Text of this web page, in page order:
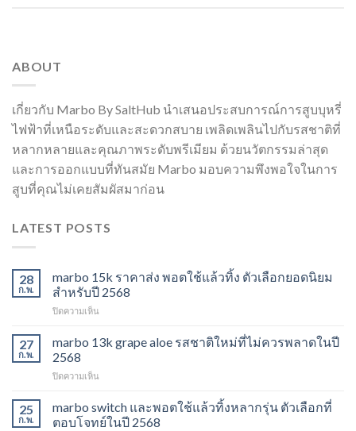
ABOUT
เกี่ยวกับ Marbo By SaltHub นำเสนอประสบการณ์การสูบบุหรี่
ไฟฟ้าที่เหนือระดับและสะดวกสบาย เพลิดเพลินไปกับรสชาติที่
หลากหลายและคุณภาพระดับพรีเมียม ด้วยนวัตกรรมล่าสุด
และการออกแบบที่ทันสมัย Marbo มอบความพึงพอใจในการ
สูบที่คุณไม่เคยสัมผัสมาก่อน
LATEST POSTS
28
ก.พ.
marbo 15k ราคาส่ง พอตใช้แล้วทิ้ง ตัวเลือกยอดนิยม
สำหรับปี 2568
ปิดความเห็น
15k
ราคา
พอต
แล้ว
ทิ้ง
27
ก.พ.
marbo 13k grape aloe รสชาติใหม่ที่ไม่ควรพลาดในปี
2568
ปิดความเห็น
13k
grape
aloe
25
ก.พ.
marbo switch และพอตใช้แล้วทิ้งหลากรุ่น ตัวเลือกที่
ตอบโจทย์ในปี 2568